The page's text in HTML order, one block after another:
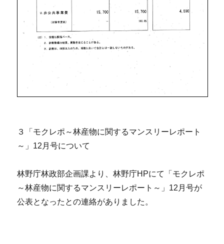
３「モクレポ～林産物に関するマンスリーレポート
～」12月号について
林野庁林政部企画課より、林野庁HPにて「モクレポ
～林産物に関するマンスリーレポート～」12月号が
公表となったとの連絡がありました。